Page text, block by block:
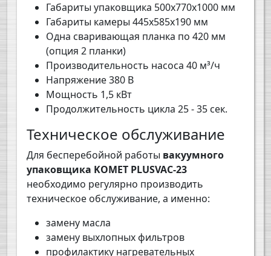
Габариты упаковщика 500х770х1000 мм
Габариты камеры 445х585х190 мм
Одна сваривающая планка по 420 мм
(опция 2 планки)
Производительность насоса 40 м³/ч
Напряжение 380 В
Мощность 1,5 кВт
Продолжительность цикла 25 - 35 сек.
Техническое обслуживание
Для бесперебойной работы вакуумного
упаковщика KOMET PLUSVAC-23
необходимо регулярно производить
техническое обслуживание, а именно:
замену масла
замену выхлопных фильтров
профилактику нагревательных